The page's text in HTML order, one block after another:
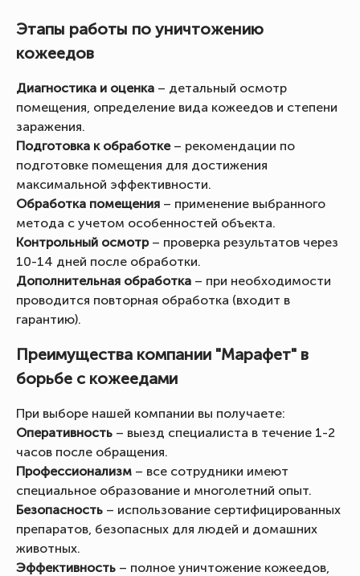
Этапы работы по уничтожению
кожеедов
Диагностика и оценка – детальный осмотр
помещения, определение вида кожеедов и степени
заражения.
Подготовка к обработке– рекомендации по
подготовке помещения для достижения
максимальной эффективности.
Обработка помещения – применение выбранного
метода с учетом особенностей объекта.
Контрольный осмотр– проверка результатов через
10-14 дней после обработки.
Дополнительная обработка – при необходимости
проводится повторная обработка (входит в
гарантию).
Преимущества компании "Марафет" в
борьбе с кожеедами
При выборе нашей компании вы получаете:
Оперативность – выезд специалиста в течение 1-2
часов после обращения.
Профессионализм – все сотрудники имеют
специальное образование и многолетний опыт.
Безопасность – использование сертифицированных
препаратов, безопасных для людей и домашних
животных.
Эффективность – полное уничтожение кожеедов,